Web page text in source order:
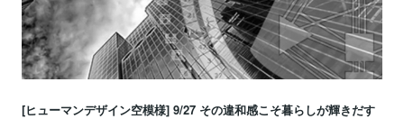
[ヒューマンデザイン空模様] 9/27 その違和感こそ暮らしが輝きだす